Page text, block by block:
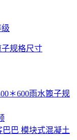
规格尺寸
＊600雨水篦子规
巴 模块式混凝土